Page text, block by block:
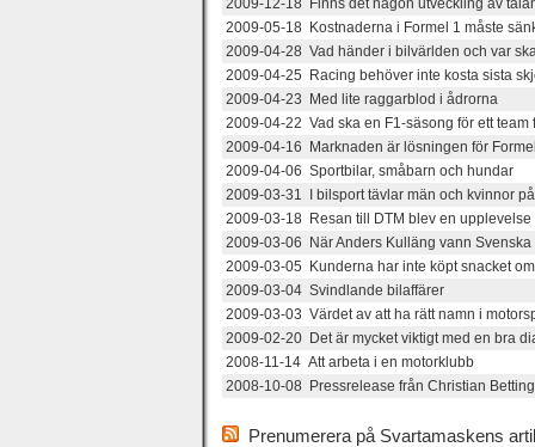
2009-05-18 Kostnaderna i Formel 1 måste
2009-04-28 Vad händer i bilvärlden och var
2009-04-25 Racing behöver inte kosta sista
2009-04-23 Med lite raggarblod i ådrorna
2009-04-22 Vad ska en F1-säsong för ett team
2009-04-16 Marknaden är lösningen för
2009-04-06 Sportbilar, småbarn och hundar
2009-03-31 I bilsport tävlar män och kvinnor
2009-03-18 Resan till DTM blev en upplevelse
2009-03-06 När Anders Kulläng vann
2009-03-05 Kunderna har inte köpt snacket
2009-03-04 Svindlande bilaffärer
2009-03-03 Värdet av att ha rätt namn i
2009-02-20 Det är mycket viktigt med en bra
2008-11-14 Att arbeta i en motorklubb
2008-10-08 Pressrelease från Christian
Prenumerera på Svartamaskens